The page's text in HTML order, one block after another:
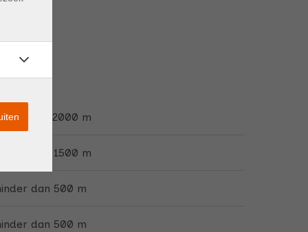
m tot 2000 m
m tot 1500 m
dan 500 m
dan 500 m